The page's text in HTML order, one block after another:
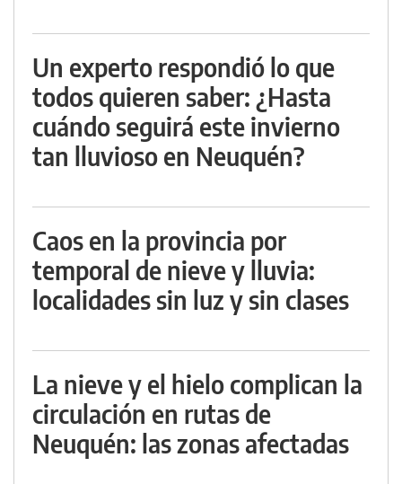
Un experto respondió lo que
todos quieren saber: ¿Hasta
cuándo seguirá este invierno
tan lluvioso en Neuquén?
Caos en la provincia por
temporal de nieve y lluvia:
localidades sin luz y sin clases
La nieve y el hielo complican la
circulación en rutas de
Neuquén: las zonas afectadas